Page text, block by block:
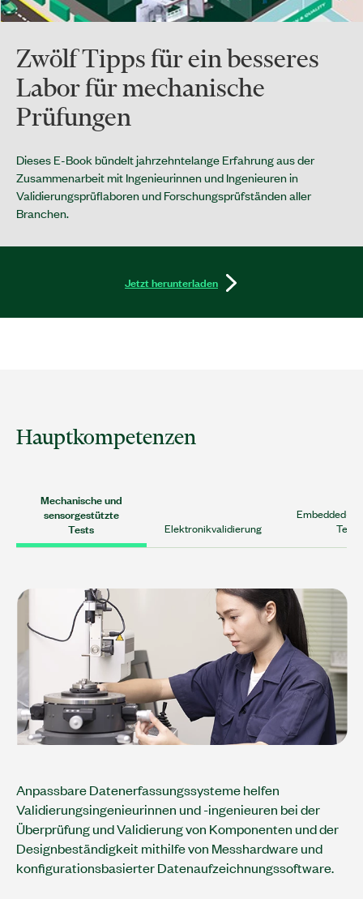
Zwölf Tipps für ein besseres
Labor für mechanische
Prüfungen
Dieses E-Book bündelt jahrzehntelange Erfahrung aus der
Zusammenarbeit mit Ingenieurinnen und Ingenieuren in
Validierungsprüflaboren und Forschungsprüfständen aller
Branchen.
Jetzt herunterladen
Hauptkompetenzen
Mechanische und
sensorgestützte
Tests
Elektronikvalidierung
Embedded-
Test
Anpassbare Datenerfassungssysteme helfen
Validierungsingenieurinnen und -ingenieuren bei der
Überprüfung und Validierung von Komponenten und der
Designbeständigkeit mithilfe von Messhardware und
konfigurationsbasierter Datenaufzeichnungssoftware.